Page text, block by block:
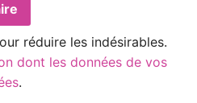
réduire les indésirables.
dont les données de vos
.